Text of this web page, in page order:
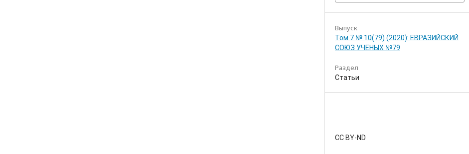
Выпуск
Том 7 № 10(79) (2020): ЕВРАЗИЙСКИЙ
СОЮЗ УЧЕНЫХ №79
Раздел
Статьи
CC BY-ND